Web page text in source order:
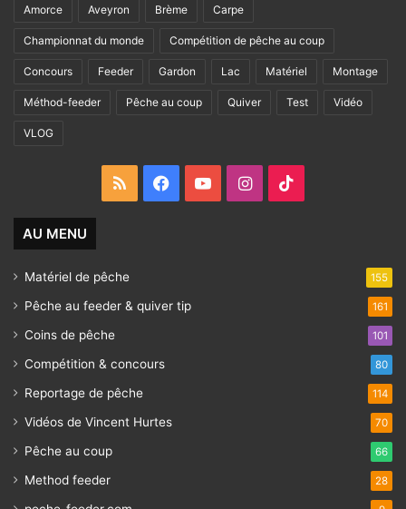
Amorce Aveyron Brème Carpe
Championnat du monde Compétition de pêche au coup
Concours Feeder Gardon Lac Matériel Montage
Méthod-feeder Pêche au coup Quiver Test Vidéo
VLOG
RSS FacebookYouTubeInstagram
AU MENU
Matériel de pêche 155
Pêche au feeder & quiver tip 161
Coins de pêche 101
Compétition & concours 80
Reportage de pêche 114
Vidéos de Vincent Hurtes 70
Pêche au coup 66
Method feeder 28